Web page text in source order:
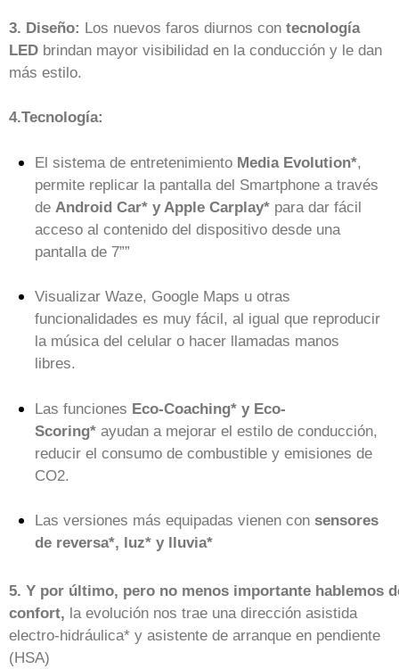
3. Diseño: Los nuevos faros diurnos con tecnología
LED brindan mayor visibilidad en la conducción y le dan
más estilo.
4.Tecnología:
El sistema de entretenimiento Media Evolution*,
permite replicar la pantalla del Smartphone a través
de Android Car* y Apple Carplay*para dar fácil
acceso al contenido del dispositivo desde una
pantalla de 7””
Visualizar Waze, Google Maps u otras
funcionalidades es muy fácil, al igual que reproducir
la música del celular o hacer llamadas manos
libres.
Las funciones Eco-Coaching* y Eco-
Scoring*ayudan a mejorar el estilo de conducción,
reducir el consumo de combustible y emisiones de
CO2.
Las versiones más equipadas vienen con sensores
de reversa*, luz* y lluvia*
5. Y por último, pero no menos importante hablemos
confort, la evolución nos trae una dirección asistida
electro-hidráulica* y asistente de arranque en pendiente
(HSA)